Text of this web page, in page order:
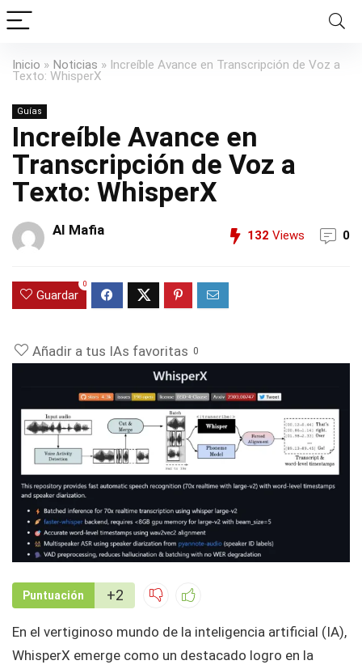
Inicio » Noticias » Increíble Avance en Transcripción de Voz a
Texto: WhisperX
Guías
Increíble Avance en
Transcripción de Voz a
Texto: WhisperX
AI Mafia 132 Views 0
Guardar
0
Añadir a tus IAs favoritas 0
Puntuación +2
En el vertiginoso mundo de la inteligencia artificial (IA),
WhisperX emerge como un destacado logro en la